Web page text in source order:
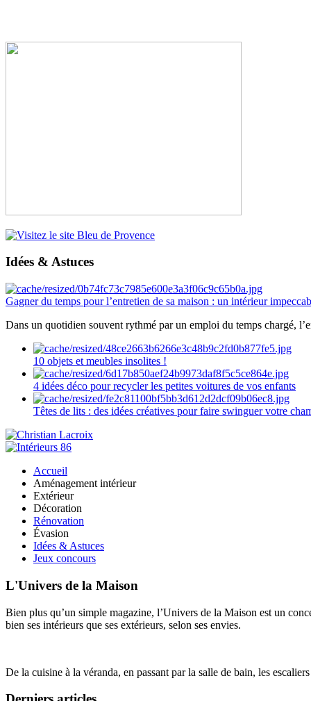
Idées & Astuces
Gagner du temps pour l’entretien de sa maison : un intérieur
Dans un quotidien souvent rythmé par un emploi du temps chargé,
10 objets et meubles insolites !
4 idées déco pour recycler les petites voitures de vos enfants
Têtes de lits : des idées créatives pour faire swinguer votre
Accueil
Aménagement intérieur
Extérieur
Décoration
Rénovation
Évasion
Idées & Astuces
Jeux concours
L'Univers de la Maison
Bien plus qu’un simple magazine, l’Univers de la Maison est un
bien ses intérieurs que ses extérieurs, selon ses envies.
De la cuisine à la véranda, en passant par la salle de bain, les